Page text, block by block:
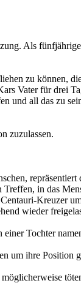
Als
zu können,
Vater für drei
und all das zu
zuzulassen.
repräsentiert
in das
Kreuzer
wieder
Tochter
um ihre Position